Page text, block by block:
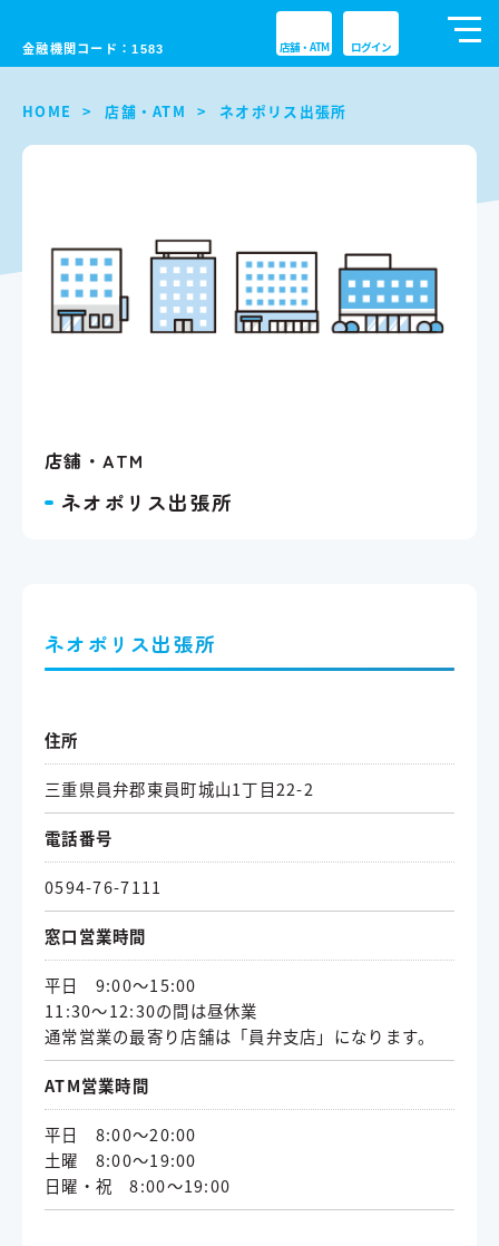
金融機関コード：1583 店舗・ATM ログイン
HOME 店舗・ATM ネオポリス出張所
店舗・ATM
ネオポリス出張所
ネオポリス出張所
住所
三重県員弁郡東員町城山1丁目22-2
電話番号
0594-76-7111
窓口営業時間
平日 9:00～15:00
11:30～12:30の間は昼休業
通常営業の最寄り店舗は「員弁支店」になります。
ATM営業時間
平日 8:00～20:00
土曜 8:00～19:00
日曜・祝 8:00～19:00